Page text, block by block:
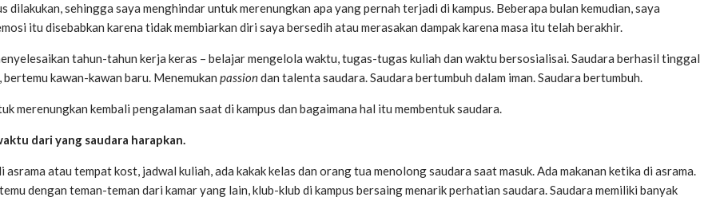
sehingga saya menghindar untuk merenungkan apa yang pernah terjadi di kampus. Beberapa bulan kemudian, saya
itu disebabkan karena tidak membiarkan diri saya bersedih atau merasakan dampak karena masa itu telah berakhir.
tahun-tahun kerja keras – belajar mengelola waktu, tugas-tugas kuliah dan waktu bersosialisai. Saudara berhasil tinggal
kawan-kawan baru. Menemukan passiondan talenta saudara. Saudara bertumbuh dalam iman. Saudara bertumbuh.
merenungkan kembali pengalaman saat di kampus dan bagaimana hal itu membentuk saudara.
dari yang saudara harapkan.
atau tempat kost, jadwal kuliah, ada kakak kelas dan orang tua menolong saudara saat masuk. Ada makanan ketika di asrama.
dengan teman-teman dari kamar yang lain, klub-klub di kampus bersaing menarik perhatian saudara. Saudara memiliki banyak